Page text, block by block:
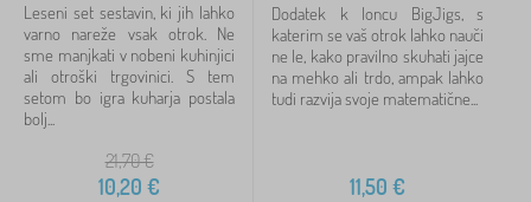
Leseni set sestavin, ki jih lahko
varno nareže vsak otrok. Ne
sme manjkati v nobeni kuhinjici
ali otroški trgovinici. S tem
setom bo igra kuharja postala
bolj...
21,70€
10,20 €
Dodatek k loncu BigJigs, s
katerim se vaš otrok lahko nauči
ne le, kako pravilno skuhati jajce
na mehko ali trdo, ampak lahko
tudi razvija svoje matematične...
11,50 €